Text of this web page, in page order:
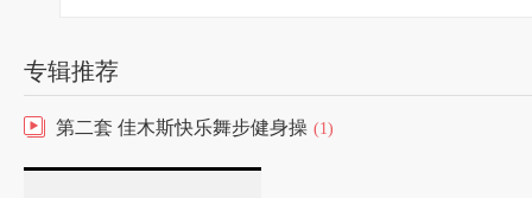
专辑推荐
第二套 佳木斯快乐舞步健身操 (1)